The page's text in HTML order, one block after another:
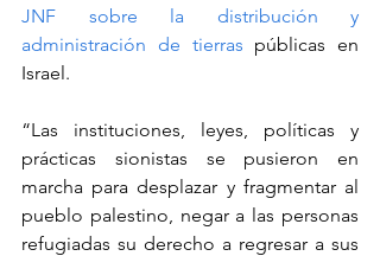
JNF sobre la distribución y
administración de tierras públicas en
Israel.
“Las instituciones, leyes, políticas y
prácticas sionistas se pusieron en
marcha para desplazar y fragmentar al
pueblo palestino, negar a las personas
refugiadas su derecho a regresar a sus